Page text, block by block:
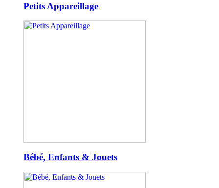
Petits Appareillage
Bébé, Enfants & Jouets